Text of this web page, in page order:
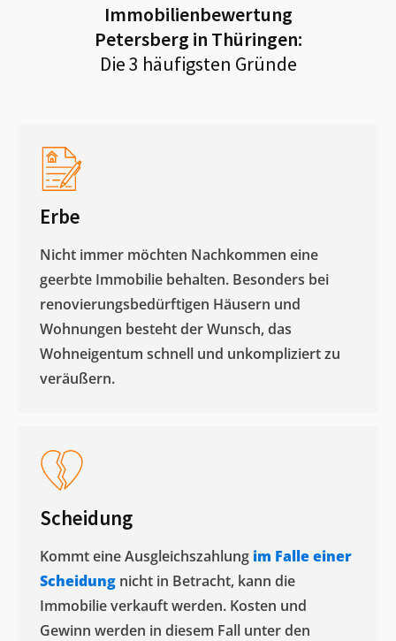
Immobilienbewertung
Petersberg in Thüringen:
Die 3 häufigsten Gründe
Erbe
Nicht immer möchten Nachkommen eine
geerbte Immobilie behalten. Besonders bei
renovierungsbedürftigen Häusern und
Wohnungen besteht der Wunsch, das
Wohneigentum schnell und unkompliziert zu
veräußern. ​
Scheidung
Kommt eine Ausgleichszahlung im Falle einer
Scheidung nicht in Betracht, kann die
Immobilie verkauft werden. Kosten und
Gewinn werden in diesem Fall unter den